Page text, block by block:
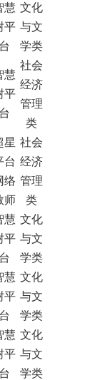
慧
平
台
文化
与文
学类
慧
平
台
社会
经济
管理
类
星
台
络
师
社会
经济
管理
类
慧
平
台
文化
与文
学类
慧
平
台
文化
与文
学类
慧
平
台
文化
与文
学类